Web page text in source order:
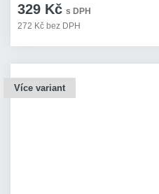
329 Kč s DPH
272 Kč bez DPH
Více variant